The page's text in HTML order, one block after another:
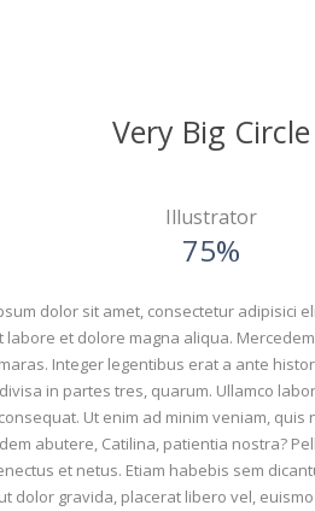
Very Big Circle
Illustrator
75%
dolor sit amet, consectetur adipisici
labore et dolore magna aliqua.
Integer legentibus erat a ante
in partes tres, quarum. Ullamco
Ut enim ad minim veniam,
abutere, Catilina, patientia nostra?
et netus. Etiam habebis sem
dolor gravida, placerat libero vel,